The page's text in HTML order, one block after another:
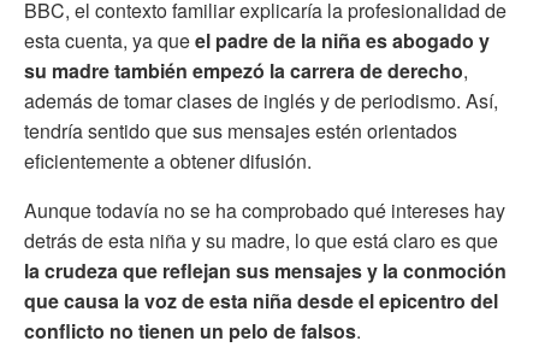
BBC, el contexto familiar explicaría la profesionalidad de
esta cuenta, ya queel padre de la niña es abogado y
su madre también empezó la carrera de derecho,
además de tomar clases de inglés y de periodismo. Así,
tendría sentido que sus mensajes estén orientados
eficientemente a obtener difusión.
Aunque todavía no se ha comprobado qué intereses hay
detrás de esta niña y su madre, lo que está claro es que
la crudeza que reflejan sus mensajes y la conmoción
que causa la voz de esta niña desde el epicentro del
conflicto no tienen un pelo de falsos.